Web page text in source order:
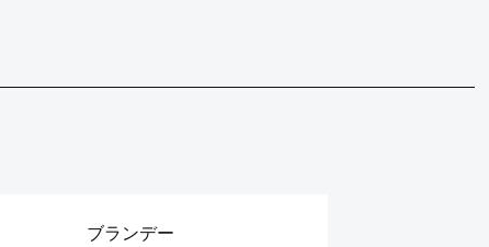
ブランデー